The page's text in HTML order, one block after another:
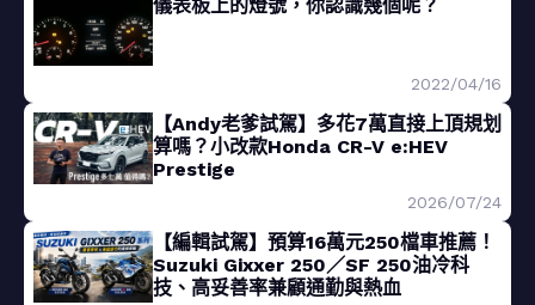
儀表板上的燈號，你認識幾個呢？
2022/04/16
【Andy老爹試駕】多花7萬直接上頂規划
算嗎？小改款Honda CR-V e:HEV
Prestige
2026/07/24
【編輯試駕】預算16萬元250檔車推薦！
Suzuki Gixxer 250／SF 250油冷科
技、高妥善率兼顧通勤與熱血